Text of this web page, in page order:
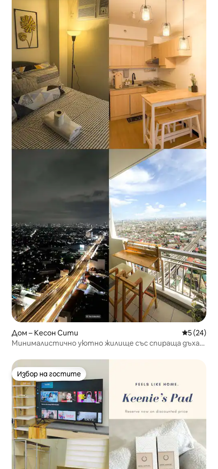
Дом – Кесон Сити Средна
5 (24)
Минималистично уютно жилище със спираща дъха
Избор на гостите
Избор на гостите